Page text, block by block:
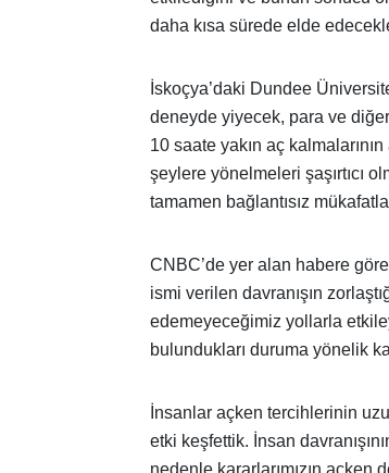
daha kısa sürede elde
İskoçya’daki Dundee
deneyde yiyecek, para ve
10 saate yakın aç
şeylere yönelmeleri şaşırtıcı
tamamen bağlantısız
CNBC’de yer alan habere
ismi verilen davranışın
edemeyeceğimiz yollarla
bulundukları duruma yönelik
İnsanlar açken tercihlerinin
etki keşfettik. İnsan
nedenle kararlarımızın açken